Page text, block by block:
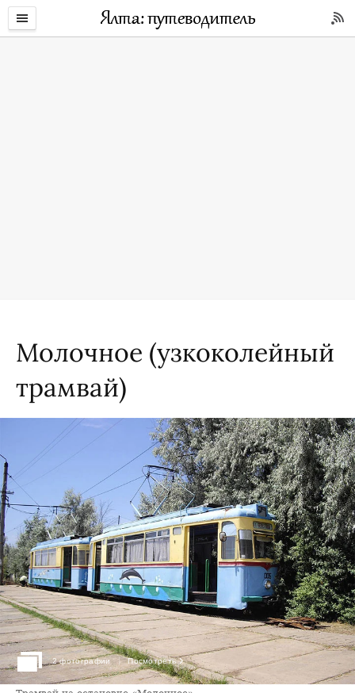
Молочное (узкоколейный
трамвай)
2 фотографии Посмотреть ›